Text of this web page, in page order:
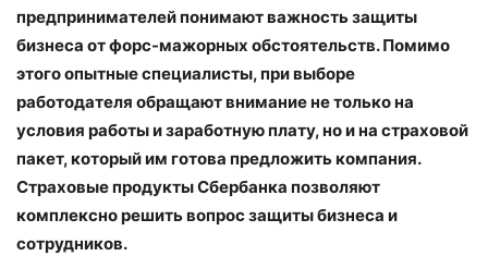
предпринимателей понимают важность защиты
бизнеса от форс-мажорных обстоятельств. Помимо
этого опытные специалисты, при выборе
работодателя обращают внимание не только на
условия работы и заработную плату, но и на страховой
пакет, который им готова предложить компания.
Страховые продукты Сбербанка позволяют
комплексно решить вопрос защиты бизнеса и
сотрудников.